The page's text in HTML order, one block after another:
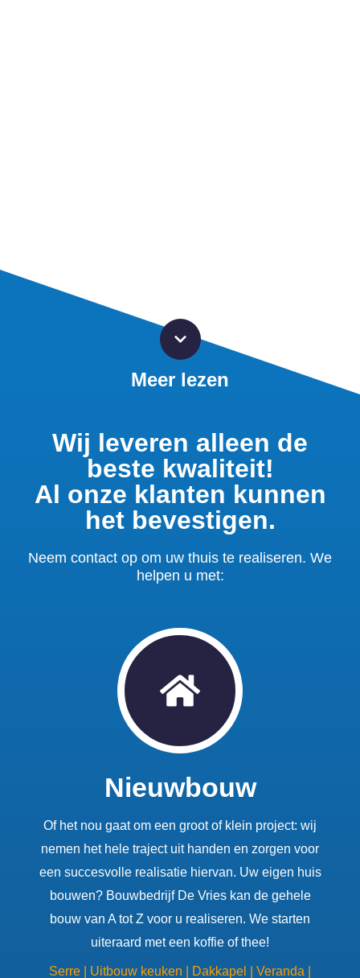
Meer lezen
Wij leveren alleen de
beste kwaliteit!
Al onze klanten kunnen
het bevestigen.
Neem contact op om uw thuis te realiseren. We
helpen u met:
Nieuwbouw
Of het nou gaat om een groot of klein project: wij
nemen het hele traject uit handen en zorgen voor
een succesvolle realisatie hiervan. Uw eigen huis
bouwen? Bouwbedrijf De Vries kan de gehele
bouw van A tot Z voor u realiseren. We starten
uiteraard met een koffie of thee!
Serre | Uitbouw keuken | Dakkapel | Veranda |